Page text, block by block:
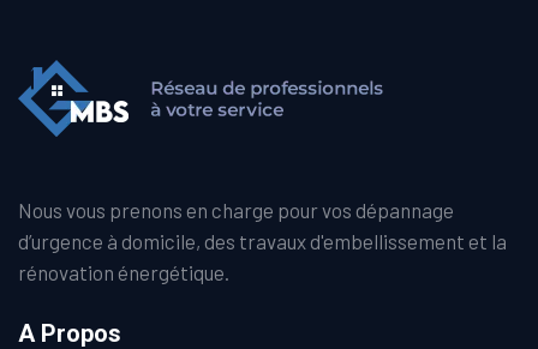
Nous vous prenons en charge pour vos dépannage
d’urgence à domicile, des travaux d'embellissement et la
rénovation énergétique.
A Propos